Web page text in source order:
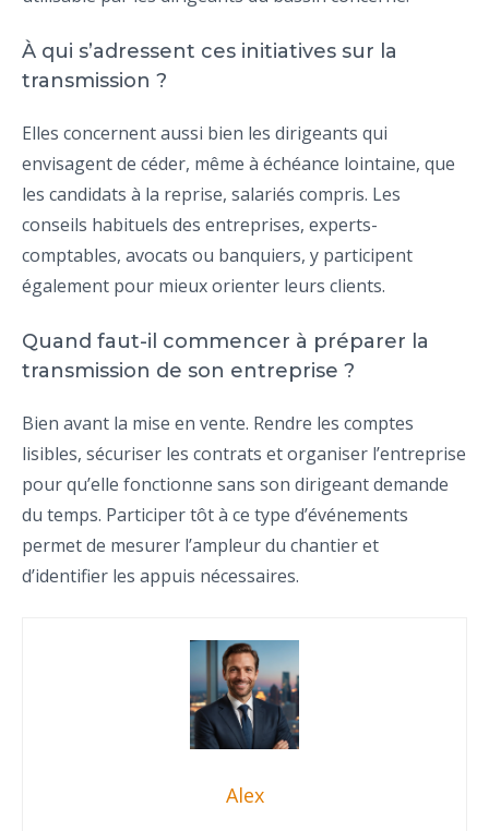
À qui s’adressent ces initiatives sur la
transmission ?
Elles concernent aussi bien les dirigeants qui
envisagent de céder, même à échéance lointaine, que
les candidats à la reprise, salariés compris. Les
conseils habituels des entreprises, experts-
comptables, avocats ou banquiers, y participent
également pour mieux orienter leurs clients.
Quand faut-il commencer à préparer la
transmission de son entreprise ?
Bien avant la mise en vente. Rendre les comptes
lisibles, sécuriser les contrats et organiser l’entreprise
pour qu’elle fonctionne sans son dirigeant demande
du temps. Participer tôt à ce type d’événements
permet de mesurer l’ampleur du chantier et
d’identifier les appuis nécessaires.
Alex